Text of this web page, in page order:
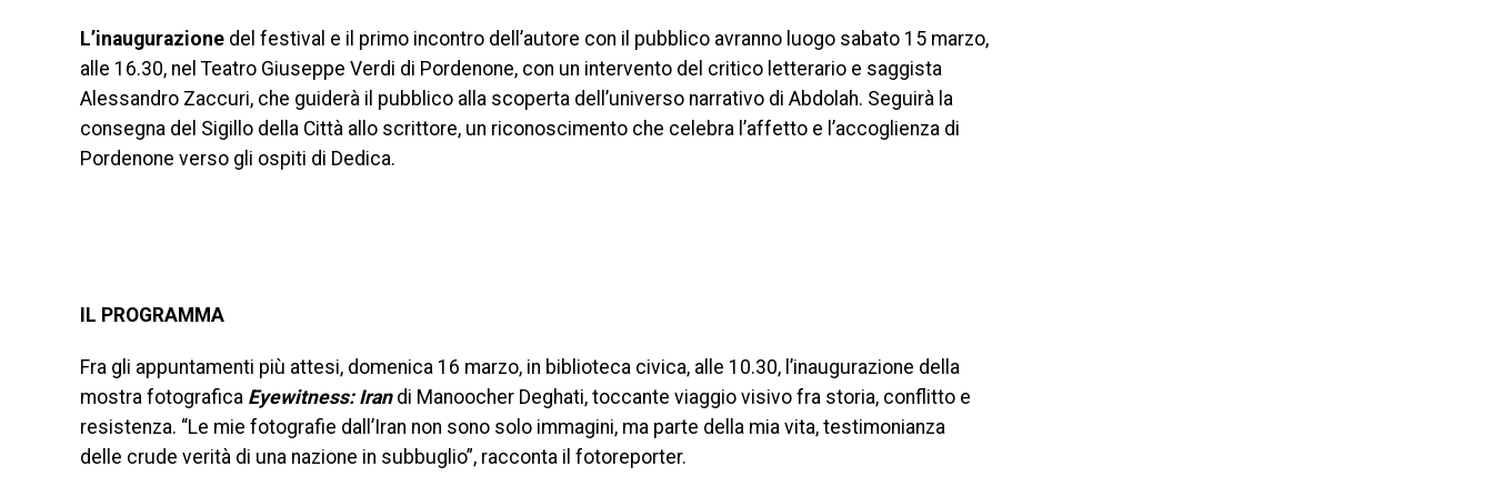
L’inaugurazione del festival e il primo incontro dell’autore con il pubblico avranno luogo sabato 15 marzo,
alle 16.30, nel Teatro Giuseppe Verdi di Pordenone, con un intervento del critico letterario e saggista
Alessandro Zaccuri, che guiderà il pubblico alla scoperta dell’universo narrativo di Abdolah. Seguirà la
consegna del Sigillo della Città allo scrittore, un riconoscimento che celebra l’affetto e l’accoglienza di
Pordenone verso gli ospiti di Dedica.
IL PROGRAMMA
Fra gli appuntamenti più attesi, domenica 16 marzo, in biblioteca civica, alle 10.30, l’inaugurazione della
mostra fotografica Eyewitness: Irandi Manoocher Deghati, toccante viaggio visivo fra storia, conflitto e
resistenza. “Le mie fotografie dall’Iran non sono solo immagini, ma parte della mia vita, testimonianza
delle crude verità di una nazione in subbuglio”, racconta il fotoreporter.